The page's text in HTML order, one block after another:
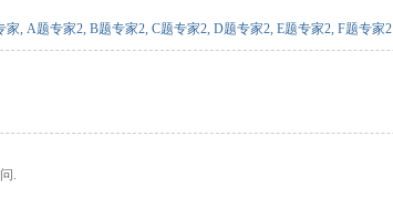
家,A题专家2,B题专家2,C题专家2,D题专家2,E题专家2,F题专家2
.